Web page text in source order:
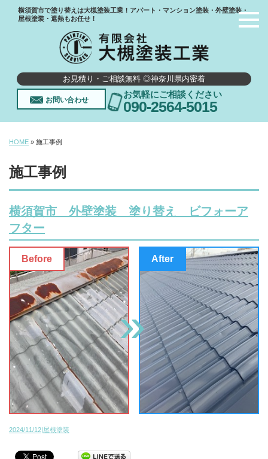
横須賀市で塗り替えは大槻塗装工業！アパート・マンション塗装・外壁塗装・
屋根塗装・遮熱もお任せ！
お見積り・ご相談無料 ◎神奈川県内密着
お問い合わせ
お気軽にご相談ください
090-2564-5015
HOME » 施工事例
施工事例
横須賀市 外壁塗装 塗り替え ビフォーア
フター
2024/11/12|屋根塗装